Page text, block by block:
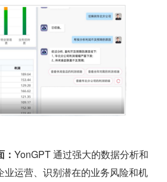
YonGPT 通过强大的数据分析和
业运营、识别潜在的业务风险和机